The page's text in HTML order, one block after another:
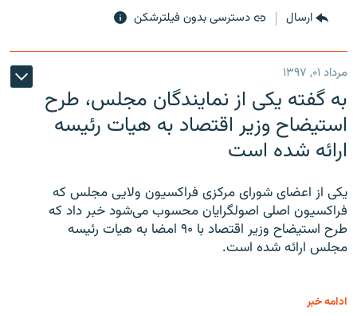
ارسال دسترسی بدون فیلترشکن
مرداد ۰۱, ۱۳۹۷
به گفته یکی از نمایندگان مجلس، طرح
استیضاح وزیر اقتصاد به هیات رئیسه
ارائه شده است
یکی از اعضای شورای مرکزی فراکسیون ولایی مجلس که
فراکسیون اصلی اصولگرایان محسوب می‌شود خبر داد که
طرح استیضاح وزیر اقتصاد با ۹۰ امضا به هیات رئیسه
مجلس ارائه شده است.
ادامه خبر